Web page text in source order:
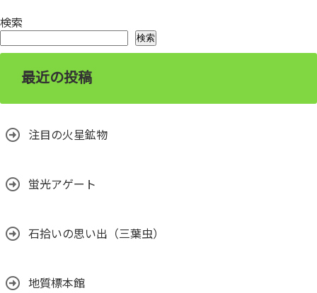
検索
検索
最近の投稿
注目の火星鉱物
蛍光アゲート
石拾いの思い出（三葉虫）
地質標本館